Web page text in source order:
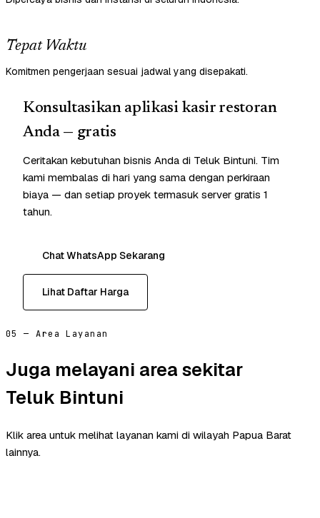
Tepat Waktu
Komitmen pengerjaan sesuai jadwal yang disepakati.
Konsultasikan aplikasi kasir restoran
Anda — gratis
Ceritakan kebutuhan bisnis Anda di Teluk Bintuni. Tim
kami membalas di hari yang sama dengan perkiraan
biaya — dan setiap proyek termasuk server gratis 1
tahun.
Chat WhatsApp Sekarang
Lihat Daftar Harga
05 — Area Layanan
Juga melayani area sekitar
Teluk Bintuni
Klik area untuk melihat layanan kami di wilayah Papua Barat
lainnya.